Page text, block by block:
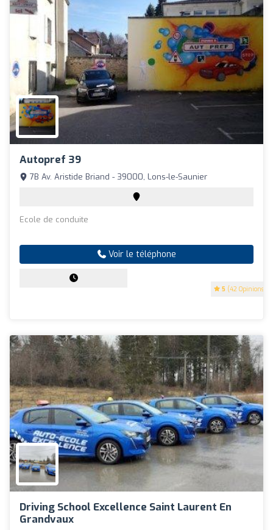
Autopref 39
5 (42 Opinions)
7B Av. Aristide Briand - 39000, Lons-le-Saunier
Ecole de conduite
Voir le téléphone
Driving School Excellence Saint Laurent En
Grandvaux